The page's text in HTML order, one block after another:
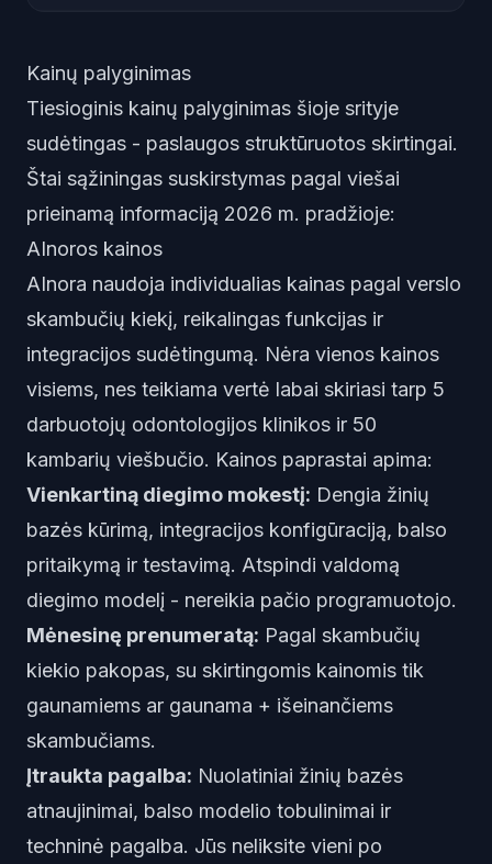
Kainų palyginimas
Tiesioginis kainų palyginimas šioje srityje
sudėtingas - paslaugos struktūruotos skirtingai.
Štai sąžiningas suskirstymas pagal viešai
prieinamą informaciją 2026 m. pradžioje:
AInoros kainos
AInora naudoja individualias kainas pagal verslo
skambučių kiekį, reikalingas funkcijas ir
integracijos sudėtingumą. Nėra vienos kainos
visiems, nes teikiama vertė labai skiriasi tarp 5
darbuotojų odontologijos klinikos ir 50
kambarių viešbučio. Kainos paprastai apima:
Vienkartiną diegimo mokestį: Dengia žinių
bazės kūrimą, integracijos konfigūraciją, balso
pritaikymą ir testavimą. Atspindi valdomą
diegimo modelį - nereikia pačio programuotojo.
Mėnesinę prenumeratą: Pagal skambučių
kiekio pakopas, su skirtingomis kainomis tik
gaunamiems ar gaunama + išeinančiems
skambučiams.
Įtraukta pagalba: Nuolatiniai žinių bazės
atnaujinimai, balso modelio tobulinimai ir
techninė pagalba. Jūs neliksite vieni po